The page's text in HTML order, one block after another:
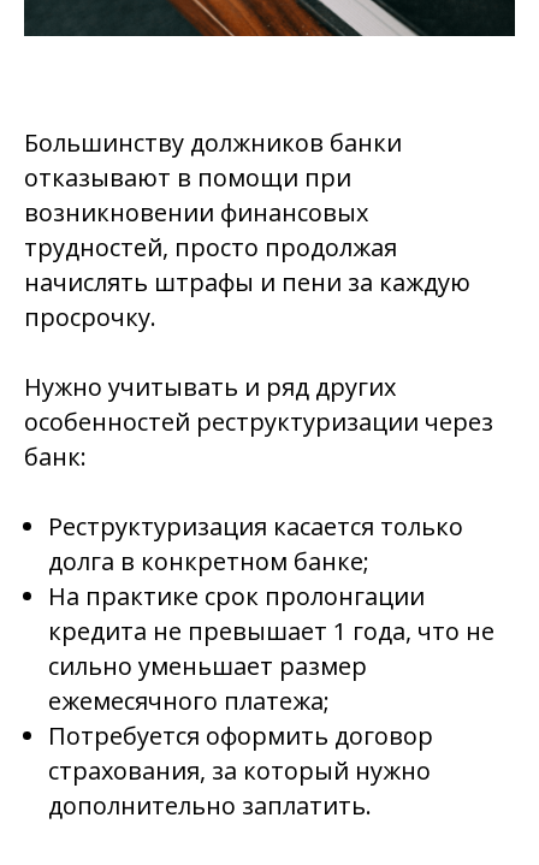
Большинству должников банки
отказывают в помощи при
возникновении финансовых
трудностей, просто продолжая
начислять штрафы и пени за каждую
просрочку.
Нужно учитывать и ряд других
особенностей реструктуризации через
банк:
Реструктуризация касается только
долга в конкретном банке;
На практике срок пролонгации
кредита не превышает 1 года, что не
сильно уменьшает размер
ежемесячного платежа;
Потребуется оформить договор
страхования, за который нужно
дополнительно заплатить.